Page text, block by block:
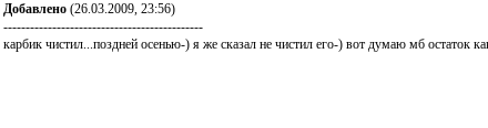
Добавлено (26.03.2009, 23:56)
---------------------------------------------
карбик чистил...поздней осенью-) я же сказал не чистил его-) вот думаю мб остаток